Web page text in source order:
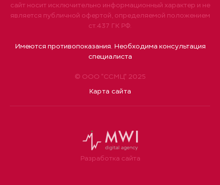
© ООО "ССМЦ" 2025
Карта сайта
сайт носит исключительно информационный характер и не
является публичной офертой, определяемой положением
ст.437 ГК РФ.
Имеются противопоказания. Необходима консультация
специалиста
Разработка сайта